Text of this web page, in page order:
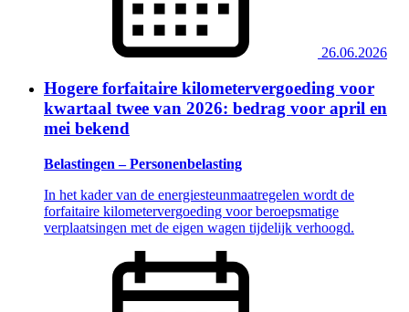
26.06.2026
Hogere forfaitaire kilometervergoeding voor
kwartaal twee van 2026: bedrag voor april en
mei bekend
Belastingen – Personenbelasting
In het kader van de energiesteunmaatregelen wordt de
forfaitaire kilometervergoeding voor beroepsmatige
verplaatsingen met de eigen wagen tijdelijk verhoogd.